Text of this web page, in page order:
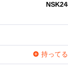
持ってる